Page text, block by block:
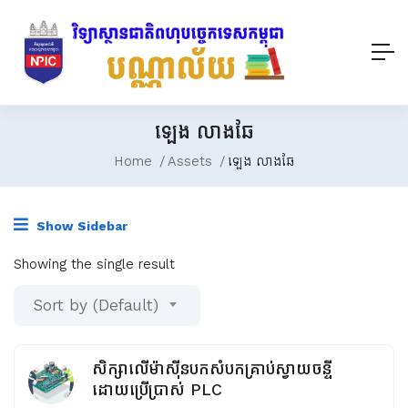
ឡេង លាងឆែ
Home Assets ឡេង លាងឆែ
Show Sidebar
Showing the single result
Sort by (Default)
សិក្សាលើម៉ាស៊ីនបកសំបកគ្រាប់ស្វាយចន្ទី
ដោយប្រើប្រាស់ PLC